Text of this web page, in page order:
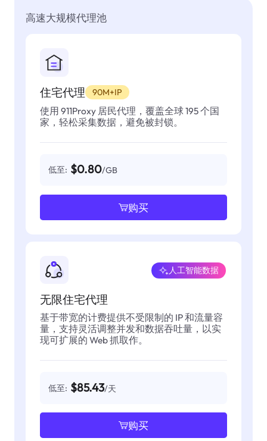
高速大规模代理池
住宅代理 90M+IP
使用 911Proxy 居民代理，覆盖全球 195 个国
家，轻松采集数据，避免被封锁。
低至: $0.80/GB
购买
无限住宅代理
人工智能数据
基于带宽的计费提供不受限制的 IP 和流量容
量，支持灵活调整并发和数据吞吐量，以实
现可扩展的 Web 抓取作。
低至: $85.43/天
购买